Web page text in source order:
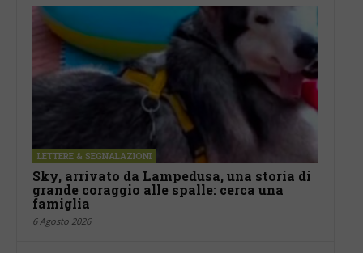
LETTERE & SEGNALAZIONI
Sky, arrivato da Lampedusa, una storia di
grande coraggio alle spalle: cerca una
famiglia
6 Agosto 2026